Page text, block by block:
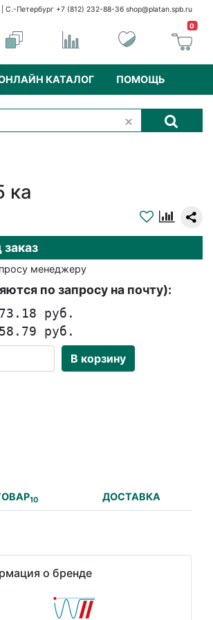
| С.-Петербург +7 (812) 232-88-36 shop@platan.spb.ru
0
КАТАЛОГ ПОМОЩЬ
ка
менеджеру
по запросу на почту):
руб.
руб.
В корзину
10 ДОСТАВКА
о бренде